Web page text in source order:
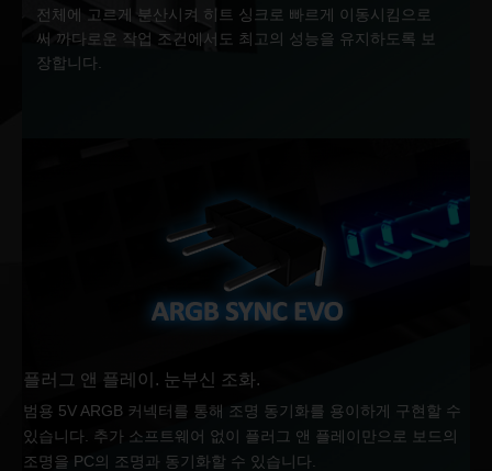
전체에 고르게 분산시켜 히트 싱크로 빠르게 이동시킴으로
써 까다로운 작업 조건에서도 최고의 성능을 유지하도록 보
장합니다.
플러그 앤 플레이. 눈부신 조화.
범용 5V ARGB 커넥터를 통해 조명 동기화를 용이하게 구현할 수
있습니다. 추가 소프트웨어 없이 플러그 앤 플레이만으로 보드의
조명을 PC의 조명과 동기화할 수 있습니다.